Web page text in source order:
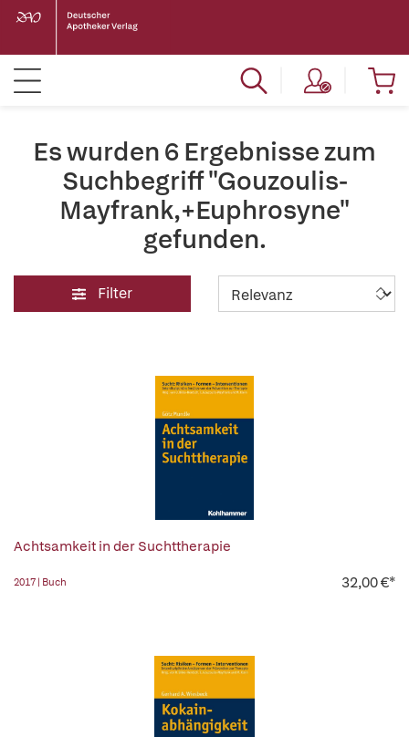
Es wurden 6 Ergebnisse zum
Suchbegriff "Gouzoulis-
Mayfrank,+Euphrosyne"
gefunden.
Filter
Achtsamkeit in der Suchttherapie
2017 | Buch 32,00 €*